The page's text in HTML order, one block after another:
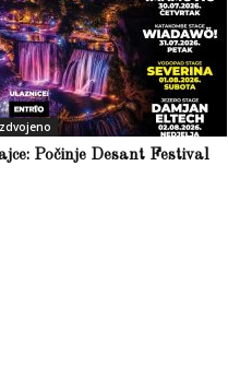
Počinje Desant Festival